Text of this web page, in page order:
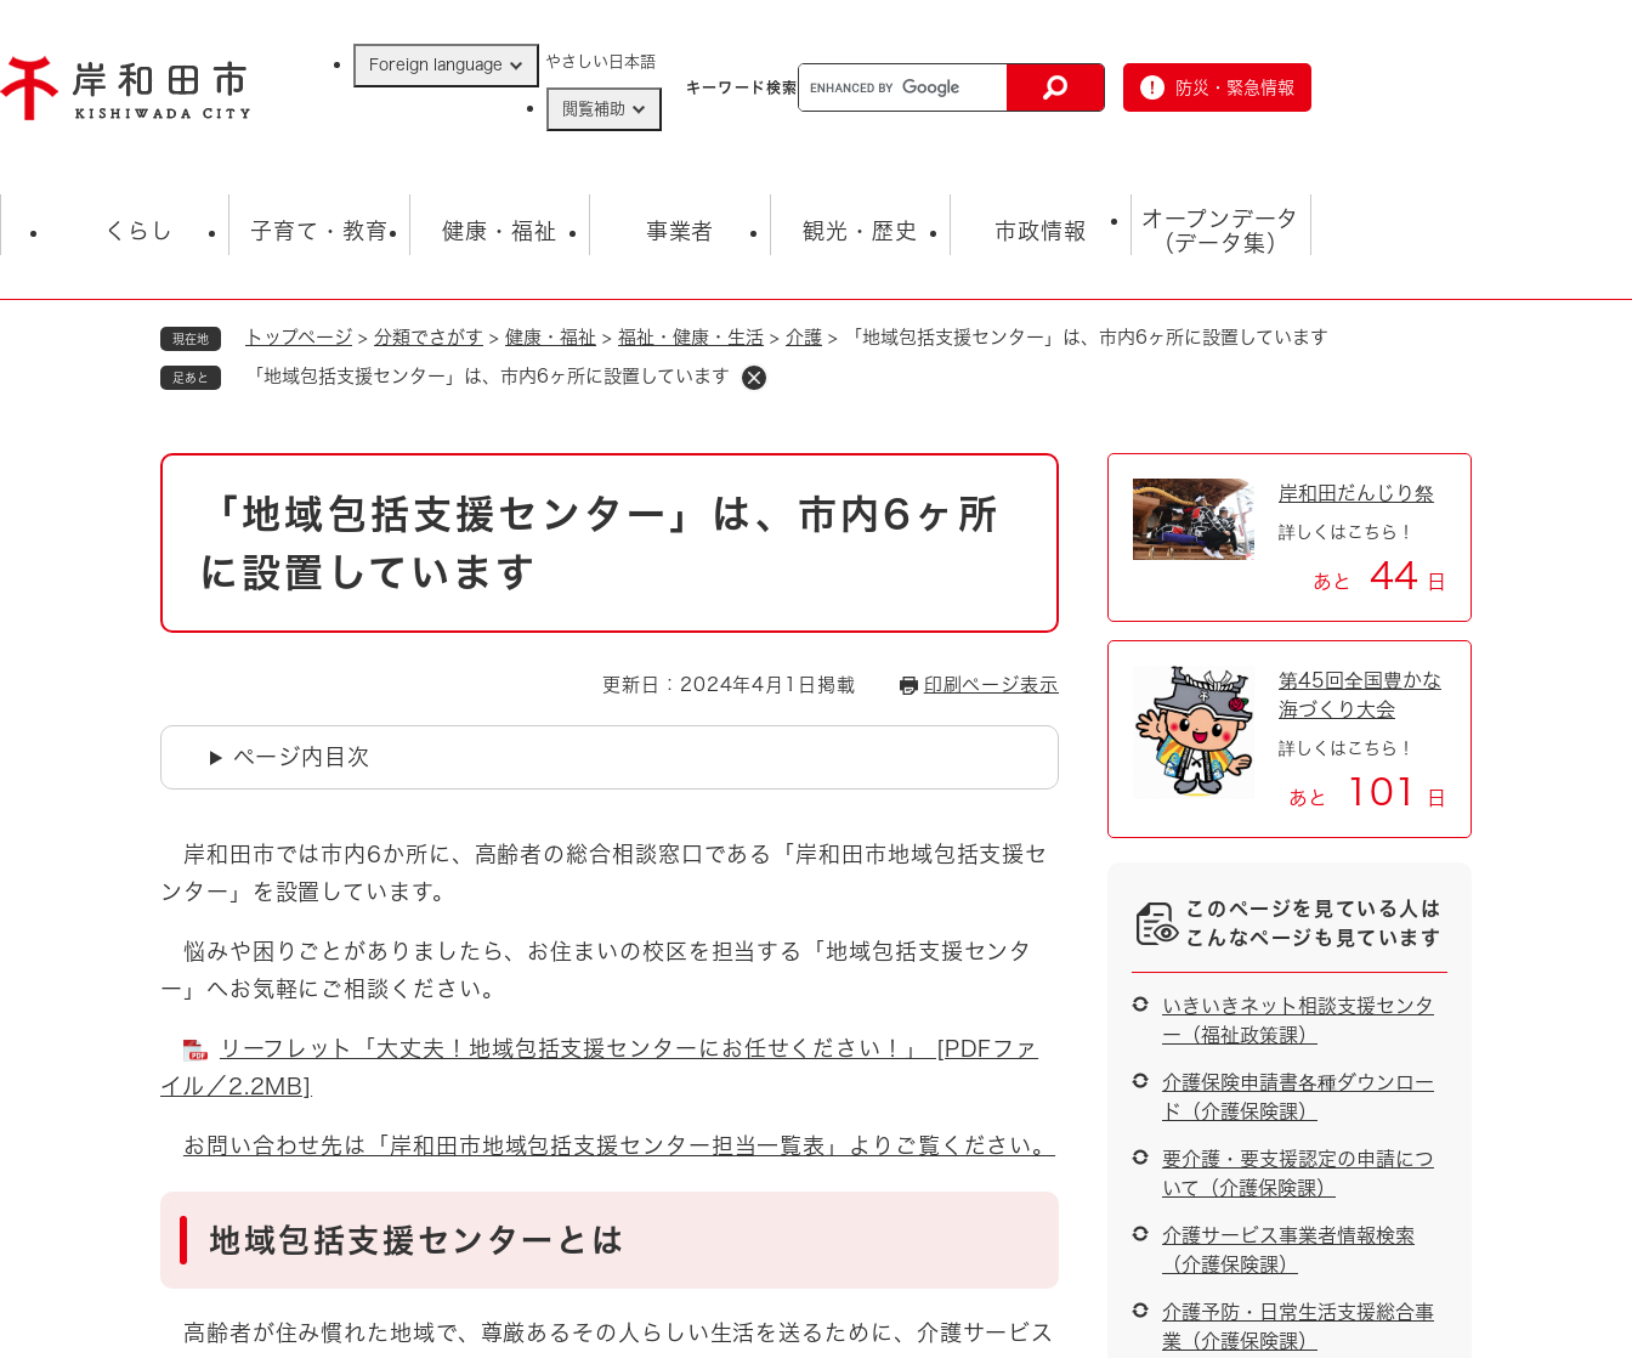
ジ
の
Foreign language やさしい日本語
閲覧補助
キーワード検索 防災・緊急情報
くらし
住民票・戸籍
ごみ・衛生・動物 救急・消防
上水道・下水道
自然・環境・公園 住宅
引っ越し
道路・河川・交通
子育て・教育
学校 子育て
健康・福祉
福祉・健康・生活 生涯学習・スポーツ
事業者
入札・契約情報 まちづくり・協働
環境 福祉・介護
観光・歴史
観光 観光スポット
とじる
市政情報
市の概要 総合計画
市政 職員採用情報
市役所・施設の案内
オープンデータ
（データ集）
オープンデータ
現在地 トップページ > 分類でさがす > 健康・福祉 > 福祉・健康・生活 > 介護 > 「地域包括支援センター」は、市内6ヶ所に設置しています
足あと 「地域包括支援センター」は、市内6ヶ所に設置しています
本
「地域包括支援センター」は、市内6ヶ所
に設置しています
更新日：2024年4月1日掲載 印刷ページ表示
ページ内目次
岸和田市では市内6か所に、高齢者の総合相談窓口である「岸和田市地域包括支援セ
ンター」を設置しています。
悩みや困りごとがありましたら、お住まいの校区を担当する「地域包括支援センタ
ー」へお気軽にご相談ください。
リーフレット「大丈夫！地域包括支援センターにお任せください！」 [PDFファ
イル／2.2MB]
お問い合わせ先は「岸和田市地域包括支援センター担当一覧表」よりご覧ください。
地域包括支援センターとは
高齢者が住み慣れた地域で、尊厳あるその人らしい生活を送るために、介護サービス
岸和田だんじり祭
詳しくはこちら！
あと 44 日
第45回全国豊かな
海づくり大会
詳しくはこちら！
あと 101 日
このページを見ている人は
こんなページも見ています
いきいきネット相談支援センタ
ー（福祉政策課）
介護保険申請書各種ダウンロー
ド（介護保険課）
要介護・要支援認定の申請につ
いて（介護保険課）
介護サービス事業者情報検索
（介護保険課）
介護予防・日常生活支援総合事
業（介護保険課）